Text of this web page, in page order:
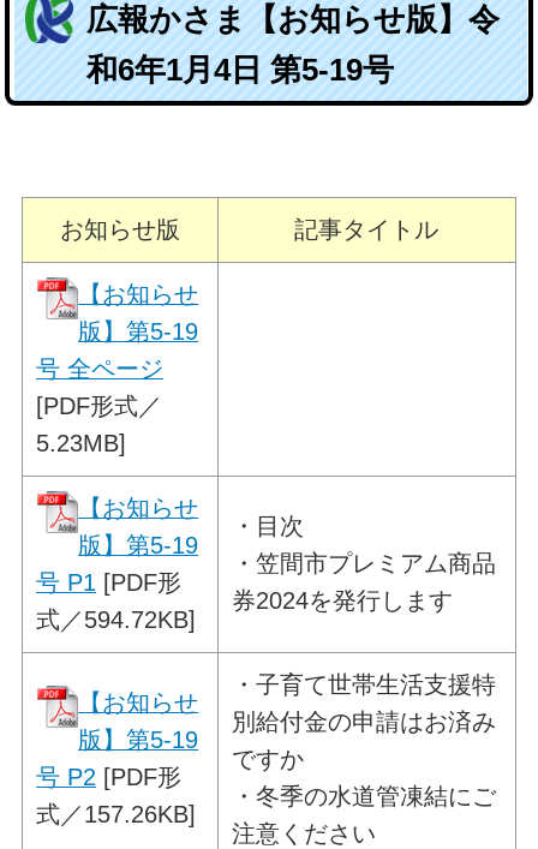
広報かさま【お知らせ版】令
和6年1月4日 第5-19号
お知らせ版 記事タイトル
【お知らせ
版】第5-19
号 全ページ
[PDF形式／
5.23MB]
【お知らせ
版】第5-19
号 P1 [PDF形
式／594.72KB]
・目次
・笠間市プレミアム商品
券2024を発行します
【お知らせ
版】第5-19
号 P2 [PDF形
式／157.26KB]
・子育て世帯生活支援特
別給付金の申請はお済み
ですか
・冬季の水道管凍結にご
注意ください